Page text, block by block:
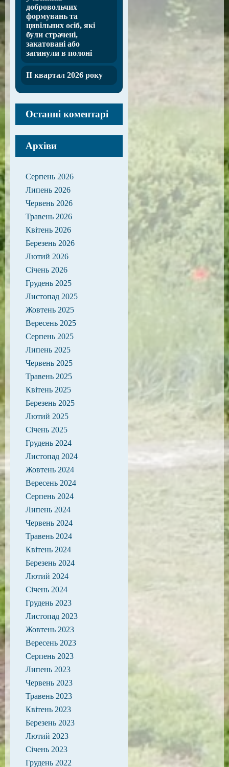
добровольчих
формувань та
цивільних осіб, які
були страчені,
закатовані або
загинули в полоні
ІІ квартал 2026 року
Останні коментарі
Архіви
Серпень 2026
Липень 2026
Червень 2026
Травень 2026
Квітень 2026
Березень 2026
Лютий 2026
Січень 2026
Грудень 2025
Листопад 2025
Жовтень 2025
Вересень 2025
Серпень 2025
Липень 2025
Червень 2025
Травень 2025
Квітень 2025
Березень 2025
Лютий 2025
Січень 2025
Грудень 2024
Листопад 2024
Жовтень 2024
Вересень 2024
Серпень 2024
Липень 2024
Червень 2024
Травень 2024
Квітень 2024
Березень 2024
Лютий 2024
Січень 2024
Грудень 2023
Листопад 2023
Жовтень 2023
Вересень 2023
Серпень 2023
Липень 2023
Червень 2023
Травень 2023
Квітень 2023
Березень 2023
Лютий 2023
Січень 2023
Грудень 2022